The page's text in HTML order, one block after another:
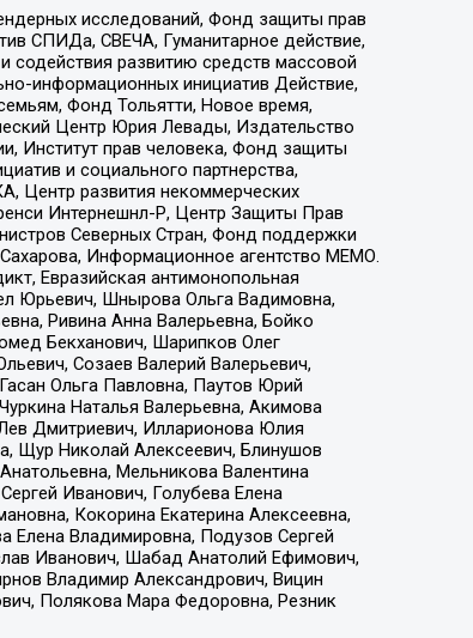
исследований, Фонд защиты прав
СПИДа, СВЕЧА, Гуманитарное действие,
содействия развитию средств массовой
информационных инициатив Действие,
Фонд Тольятти, Новое время,
Центр Юрия Левады, Издательство
Институт прав человека, Фонд защиты
и социального партнерства,
Центр развития некоммерческих
Интернешнл-Р, Центр Защиты Прав
Северных Стран, Фонд поддержки
Информационное агентство МЕМО.
Евразийская антимонопольная
Юрьевич, Шнырова Ольга Вадимовна,
Ривина Анна Валерьевна, Бойко
Бекханович, Шарипков Олег
Созаев Валерий Валерьевич,
Ольга Павловна, Паутов Юрий
Наталья Валерьевна, Акимова
Дмитриевич, Илларионова Юлия
Щур Николай Алексеевич, Блинушов
Мельникова Валентина
Иванович, Голубева Елена
Кокорина Екатерина Алексеевна,
Владимировна, Подузов Сергей
Иванович, Шабад Анатолий Ефимович,
Владимир Александрович, Вицин
Полякова Мара Федоровна, Резник